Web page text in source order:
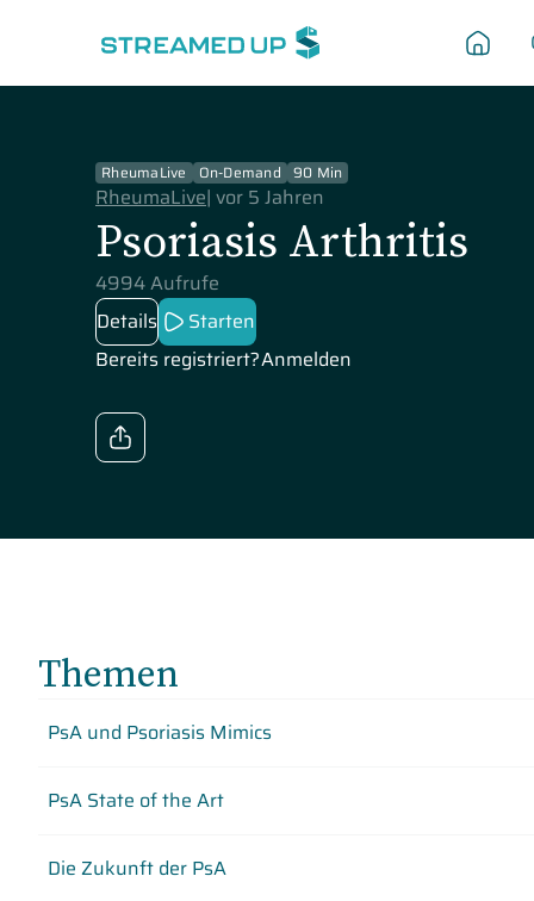
RheumaLive On-Demand 90 Min
RheumaLive| vor 5 Jahren
Psoriasis Arthritis
4994 Aufrufe
Details
Starten
Bereits registriert?Anmelden
Themen
PsA und Psoriasis Mimics
PsA State of the Art
Die Zukunft der PsA